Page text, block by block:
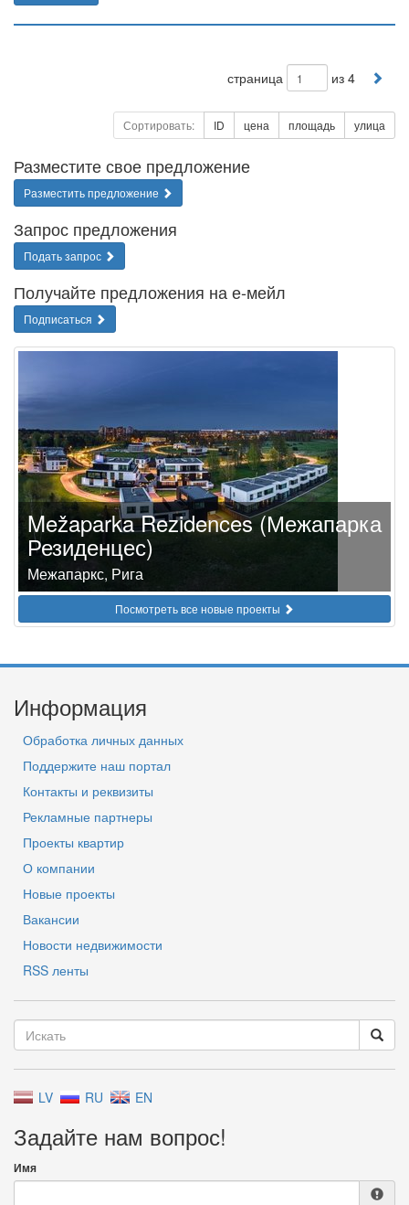
страница из 4
Сортировать: ID цена площадь улица
Разместите свое предложение
Разместить предложение
Запрос предложения
Подать запрос
Получайте предложения на е-мейл
Подписаться
Mežaparka Rezidences (Межапарка
Резиденцес)
Межапаркс, Рига
Посмотреть все новые проекты
Информация
Обработка личных данных
Поддержите наш портал
Контакты и реквизиты
Рекламные партнеры
Проекты квартир
О компании
Новые проекты
Вакансии
Новости недвижимости
RSS ленты
LV RU EN
Задайте нам вопрос!
Имя